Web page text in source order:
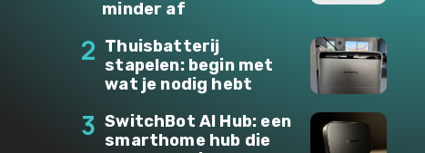
minder af
2 Thuisbatterij
stapelen: begin met
wat je nodig hebt
3 SwitchBot AI Hub: een
smarthome hub die